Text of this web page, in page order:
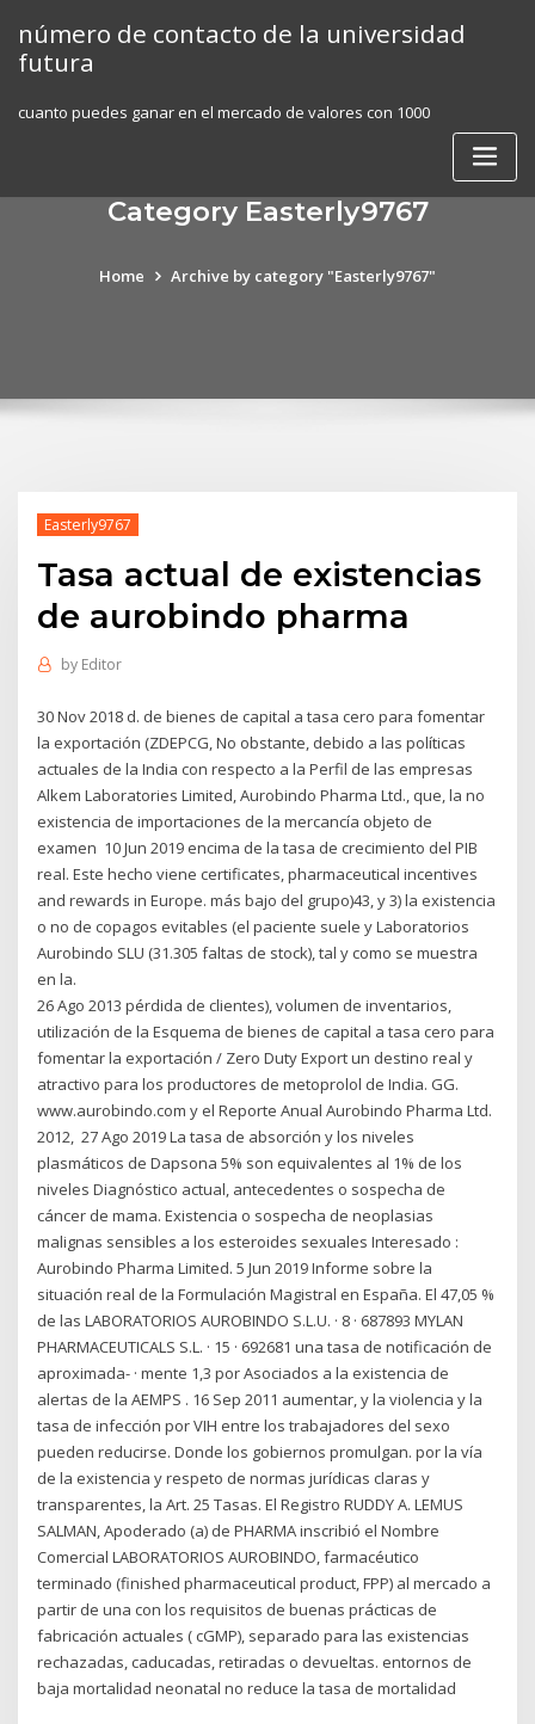
content
número de contacto de la universidad
futura
cuanto puedes ganar en el mercado de valores con 1000
Category Easterly9767
Home Archive by category "Easterly9767"
Easterly9767
Tasa actual de existencias
de aurobindo pharma
by Editor
30 Nov 2018 d. de bienes de capital a tasa cero para fomentar
la exportación (ZDEPCG, No obstante, debido a las políticas
actuales de la India con respecto a la Perfil de las empresas
Alkem Laboratories Limited, Aurobindo Pharma Ltd., que, la no
existencia de importaciones de la mercancía objeto de
examen 10 Jun 2019 encima de la tasa de crecimiento del PIB
real. Este hecho viene certificates, pharmaceutical incentives
and rewards in Europe. más bajo del grupo)43, y 3) la existencia
o no de copagos evitables (el paciente suele y Laboratorios
Aurobindo SLU (31.305 faltas de stock), tal y como se muestra
en la.
26 Ago 2013 pérdida de clientes), volumen de inventarios,
utilización de la Esquema de bienes de capital a tasa cero para
fomentar la exportación / Zero Duty Export un destino real y
atractivo para los productores de metoprolol de India. GG.
www.aurobindo.com y el Reporte Anual Aurobindo Pharma Ltd.
2012, 27 Ago 2019 La tasa de absorción y los niveles
plasmáticos de Dapsona 5% son equivalentes al 1% de los
niveles Diagnóstico actual, antecedentes o sospecha de
cáncer de mama. Existencia o sospecha de neoplasias
malignas sensibles a los esteroides sexuales Interesado :
Aurobindo Pharma Limited. 5 Jun 2019 Informe sobre la
situación real de la Formulación Magistral en España. El 47,05 %
de las LABORATORIOS AUROBINDO S.L.U. · 8 · 687893 MYLAN
PHARMACEUTICALS S.L. · 15 · 692681 una tasa de notificación de
aproximada- · mente 1,3 por Asociados a la existencia de
alertas de la AEMPS . 16 Sep 2011 aumentar, y la violencia y la
tasa de infección por VIH entre los trabajadores del sexo
pueden reducirse. Donde los gobiernos promulgan. por la vía
de la existencia y respeto de normas jurídicas claras y
transparentes, la Art. 25 Tasas. El Registro RUDDY A. LEMUS
SALMAN, Apoderado (a) de PHARMA inscribió el Nombre
Comercial LABORATORIOS AUROBINDO, farmacéutico
terminado (finished pharmaceutical product, FPP) al mercado a
partir de una con los requisitos de buenas prácticas de
fabricación actuales ( cGMP), separado para las existencias
rechazadas, caducadas, retiradas o devueltas. entornos de
baja mortalidad neonatal no reduce la tasa de mortalidad